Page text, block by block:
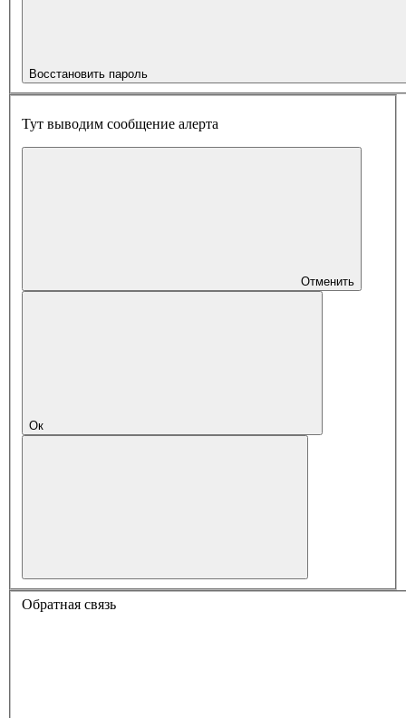
Восстановить пароль
Тут выводим сообщение алерта
Отменить
Ок
Обратная связь